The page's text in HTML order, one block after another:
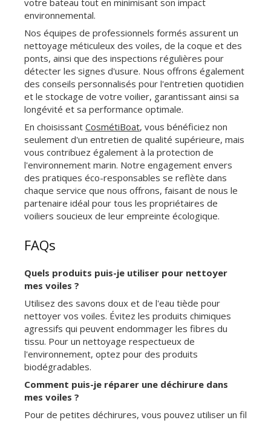
votre bateau tout en minimisant son impact
environnemental.
Nos équipes de professionnels formés assurent un
nettoyage méticuleux des voiles, de la coque et des
ponts, ainsi que des inspections régulières pour
détecter les signes d'usure. Nous offrons également
des conseils personnalisés pour l'entretien quotidien
et le stockage de votre voilier, garantissant ainsi sa
longévité et sa performance optimale.
En choisissant CosmétiBoat, vous bénéficiez non
seulement d'un entretien de qualité supérieure, mais
vous contribuez également à la protection de
l'environnement marin. Notre engagement envers
des pratiques éco-responsables se reflète dans
chaque service que nous offrons, faisant de nous le
partenaire idéal pour tous les propriétaires de
voiliers soucieux de leur empreinte écologique.
FAQs
Quels produits puis-je utiliser pour nettoyer
mes voiles ?
Utilisez des savons doux et de l'eau tiède pour
nettoyer vos voiles. Évitez les produits chimiques
agressifs qui peuvent endommager les fibres du
tissu. Pour un nettoyage respectueux de
l'environnement, optez pour des produits
biodégradables.
Comment puis-je réparer une déchirure dans
mes voiles ?
Pour de petites déchirures, vous pouvez utiliser un fil